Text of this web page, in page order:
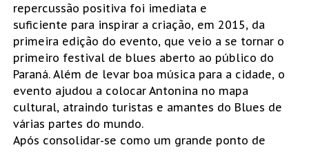
repercussão positiva foi imediata e
suficiente para inspirar a criação, em 2015, da
primeira edição do evento, que veio a se tornar o
primeiro festival de blues aberto ao público do
Paraná. Além de levar boa música para a cidade, o
evento ajudou a colocar Antonina no mapa
cultural, atraindo turistas e amantes do Blues de
várias partes do mundo.
Após consolidar-se como um grande ponto de